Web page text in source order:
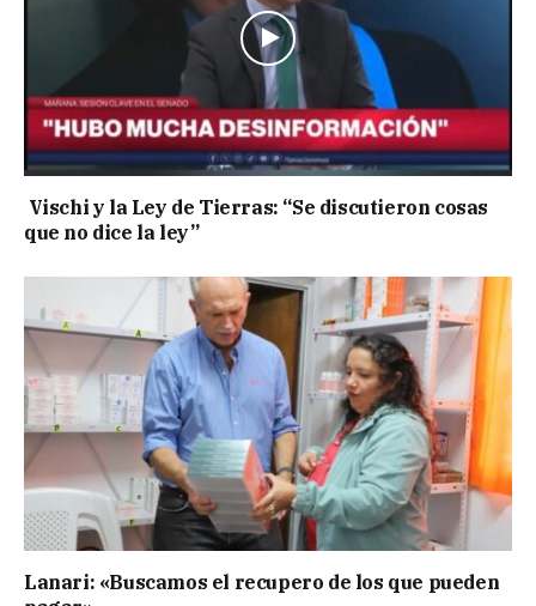
Vischi y la Ley de Tierras: “Se discutieron cosas
que no dice la ley”
Lanari: «Buscamos el recupero de los que pueden